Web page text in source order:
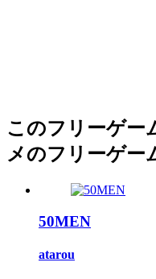
このフリーゲー
メのフリーゲー
50MEN
atarou